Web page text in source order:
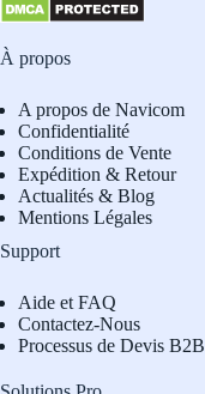
À propos
A propos de Navicom
Confidentialité
Conditions de Vente
Expédition & Retour
Actualités & Blog
Mentions Légales
Support
Aide et FAQ
Contactez-Nous
Processus de Devis B2B